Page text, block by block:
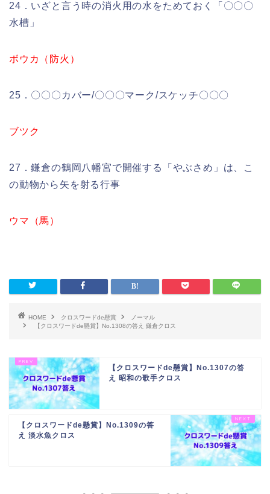
24．いざと言う時の消火用の水をためておく「〇〇〇
水槽」
ボウカ（防火）
25．〇〇〇カバー/〇〇〇マーク/スケッチ〇〇〇
ブツク
27．鎌倉の鶴岡八幡宮で開催する「やぶさめ」は、こ
の動物から矢を射る行事
ウマ（馬）
HOME クロスワードde懸賞
ノーマル
【クロスワードde懸賞】No.1308の答え 鎌倉クロス
【クロスワードde懸賞】No.1307の答
え 昭和の歌手クロス
【クロスワードde懸賞】No.1309の答
え 淡水魚クロス